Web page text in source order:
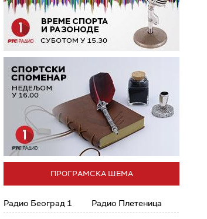
ПРОГРАМСКА ШЕМА
Радио Београд 1 Радио Плетеница